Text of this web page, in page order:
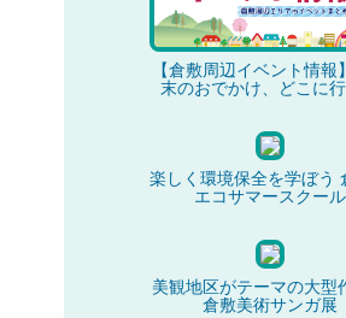
【倉敷周辺イベント情報
末のおでかけ、どこに
楽しく環境保全を学ぼう
エコサマースクール
美観地区がテーマの大型
倉敷美術サンガ展